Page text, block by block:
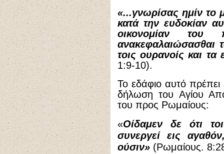
«...γνωρίσας ημίν το
κατά την ευδοκίαν
οικονομίαν του
ανακεφαλαιώσασθαι
τοις ουρανοίς και
1:9-10).
Το εδάφιο αυτό πρέπει
δήλωση του Αγίου
του προς Ρωμαίους:
«Οίδαμεν δε ότι
συνεργεί εις
ούσιν» (Ρωμαίους.